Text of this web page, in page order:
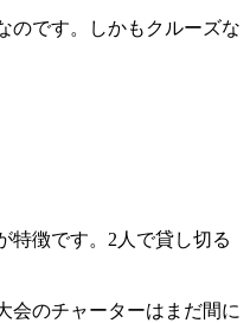
のです。しかもクルーズな
特徴です。2人で貸し切る
会のチャーターはまだ間に